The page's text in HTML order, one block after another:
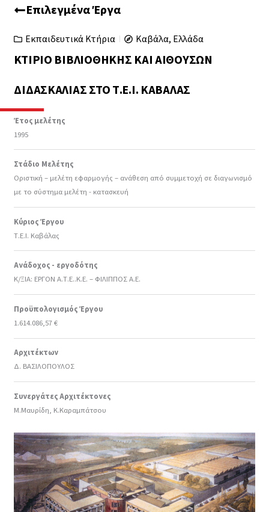
Επιλεγμένα Έργα
Εκπαιδευτικά Κτήρια Καβάλα, Ελλάδα
ΚΤΊΡΙΟ ΒΙΒΛΙΟΘΉΚΗΣ ΚΑΙ ΑΙΘΟΥΣΏΝ
ΔΙΔΑΣΚΑΛΊΑΣ ΣΤΟ Τ.Ε.Ι. ΚΑΒΆΛΑΣ
Έτος μελέτης
1995
Στάδιο Μελέτης
Οριστική – μελέτη εφαρμογής – ανάθεση από συμμετοχή σε διαγωνισμό
με το σύστημα μελέτη - κατασκευή
Κύριος Έργου
Τ.Ε.Ι. Καβάλας
Ανάδοχος - εργοδότης
Κ/ΞΙΑ: ΕΡΓΟΝ Α.Τ.Ε..Κ.Ε. – ΦΙΛΙΠΠΟΣ Α.Ε.
Προϋπολογισμός Έργου
1.614.086,57 €
Αρχιτέκτων
Δ. ΒΑΣΙΛΟΠΟΥΛΟΣ
Συνεργάτες Αρχιτέκτονες
Μ.Μαυρίδη, Κ.Καραμπάτσου